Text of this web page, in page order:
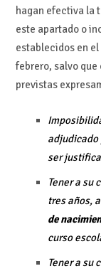
hagan efectiva la
este apartado o
establecidos en
febrero, salvo
previstas
adjudicado
ser
Tener a su
tres años,
de
curso
Tener a su